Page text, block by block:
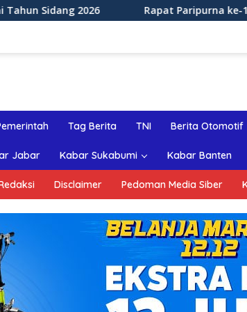
Rapat Paripurna ke-12 DPRD Kabupaten
Tag Berita TNI Berita Otomotif
Jabar Kabar Sukabumi Kabar Banten
Disclaimer Pedoman Media Siber